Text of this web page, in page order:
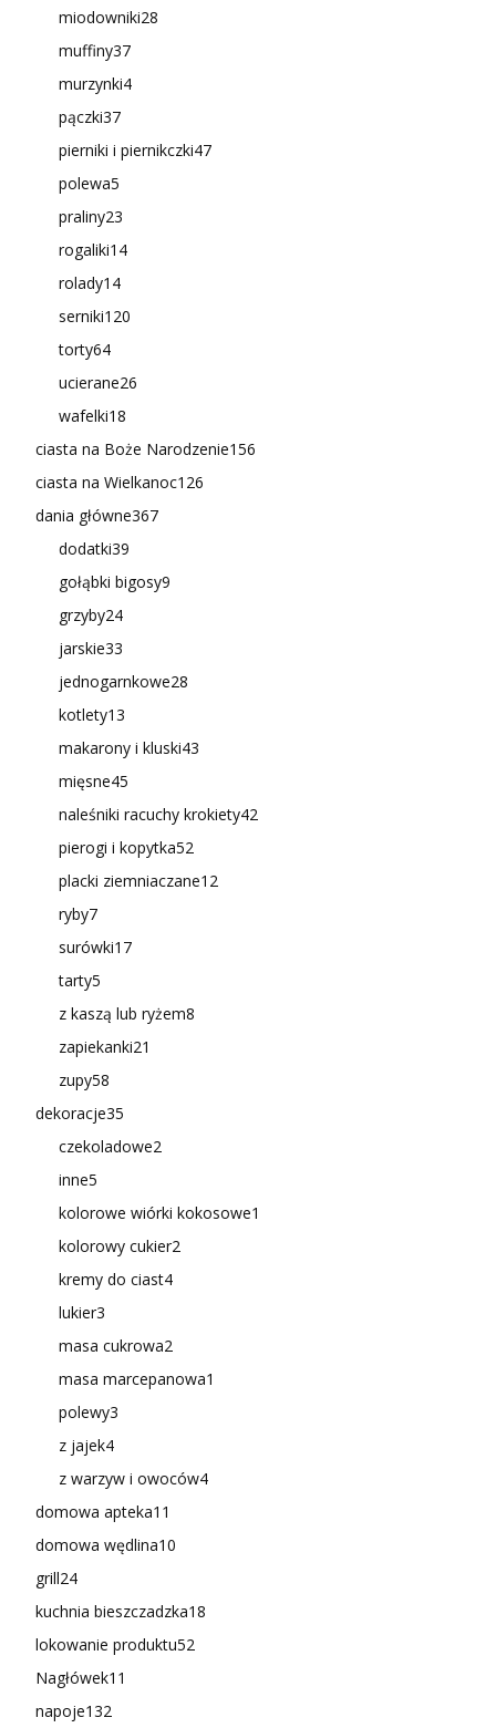
miodowniki28
muffiny37
murzynki4
pączki37
pierniki i piernikczki47
polewa5
praliny23
rogaliki14
rolady14
serniki120
torty64
ucierane26
wafelki18
ciasta na Boże Narodzenie156
ciasta na Wielkanoc126
dania główne367
dodatki39
gołąbki bigosy9
grzyby24
jarskie33
jednogarnkowe28
kotlety13
makarony i kluski43
mięsne45
naleśniki racuchy krokiety42
pierogi i kopytka52
placki ziemniaczane12
ryby7
surówki17
tarty5
z kaszą lub ryżem8
zapiekanki21
zupy58
dekoracje35
czekoladowe2
inne5
kolorowe wiórki kokosowe1
kolorowy cukier2
kremy do ciast4
lukier3
masa cukrowa2
masa marcepanowa1
polewy3
z jajek4
z warzyw i owoców4
domowa apteka11
domowa wędlina10
grill24
kuchnia bieszczadzka18
lokowanie produktu52
Nagłówek11
napoje132